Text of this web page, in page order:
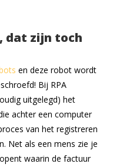
dat zijn toch
en deze robot wordt
Bij RPA
uitgelegd) het
achter een computer
van het registreren
Net als een mens zie je
waarin de factuur